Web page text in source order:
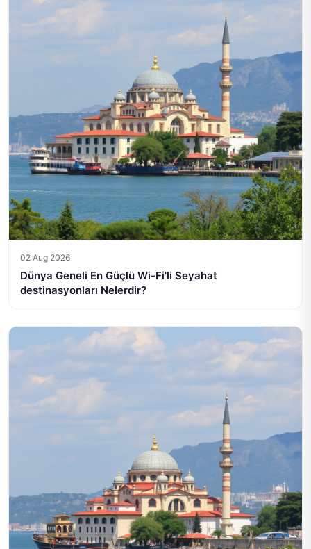
02 Aug 2026
Dünya Geneli En Güçlü Wi-Fi'li Seyahat
destinasyonları Nelerdir?